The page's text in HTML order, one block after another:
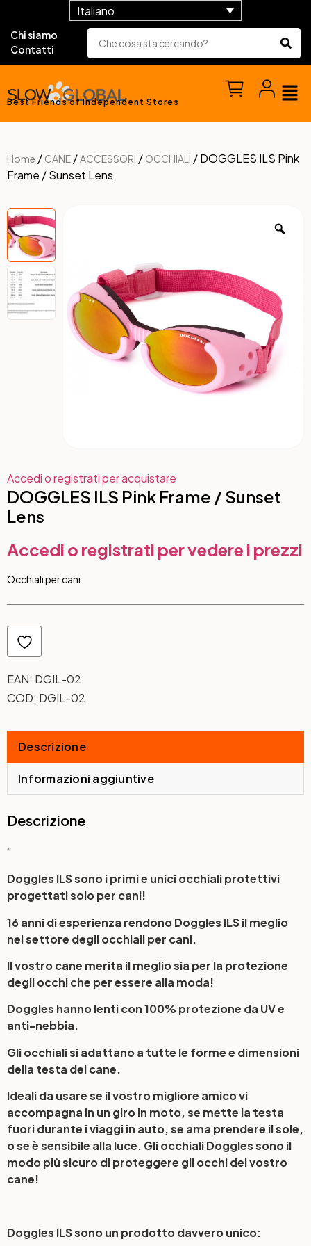
Italiano
Chi siamo
Contatti
Best Friends of Independent Stores
Home / CANE /ACCESSORI / OCCHIALI / DOGGLES ILS Pink
Frame / Sunset Lens
Accedi o registrati per acquistare
DOGGLES ILS Pink Frame / Sunset
Lens
Accedi o registrati per vedere i prezzi
Occhiali per cani
EAN: DGIL-02
COD: DGIL-02
Descrizione
Informazioni aggiuntive
Descrizione
“
Doggles ILS sono i primi e unici occhiali protettivi
progettati solo per cani!
16 anni di esperienza rendono Doggles ILS il meglio
nel settore degli occhiali per cani.
Il vostro cane merita il meglio sia per la protezione
degli occhi che per essere alla moda!
Doggles hanno lenti con 100% protezione da UV e
anti-nebbia.
Gli occhiali si adattano a tutte le forme e dimensioni
della testa del cane.
Ideali da usare se il vostro migliore amico vi
accompagna in un giro in moto, se mette la testa
fuori durante i viaggi in auto, se ama prendere il sole,
o se è sensibile alla luce. Gli occhiali Doggles sono il
modo più sicuro di proteggere gli occhi del vostro
cane!
Doggles ILS sono un prodotto davvero unico: